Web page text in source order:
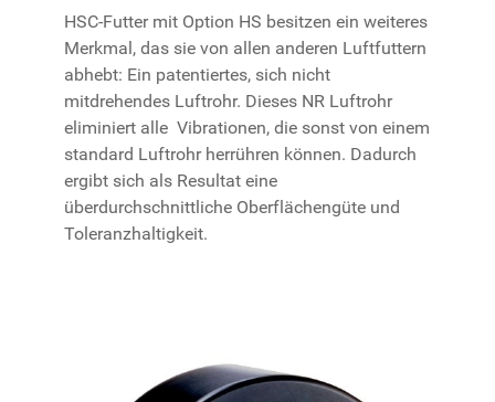
HSC-Futter mit Option HS besitzen ein weiteres
Merkmal, das sie von allen anderen Luftfuttern
abhebt: Ein patentiertes, sich nicht
mitdrehendes Luftrohr. Dieses NR Luftrohr
eliminiert alle Vibrationen, die sonst von einem
standard Luftrohr herrühren können. Dadurch
ergibt sich als Resultat eine
überdurchschnittliche Oberflächengüte und
Toleranzhaltigkeit.